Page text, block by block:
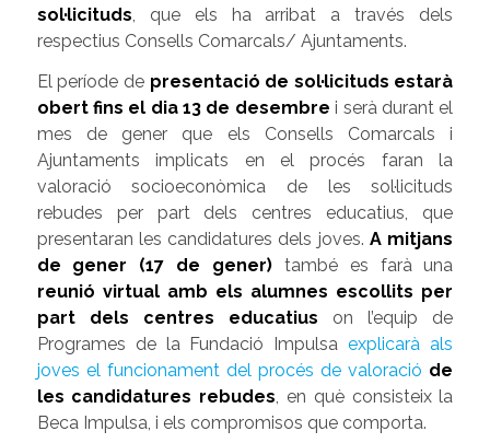
sol·licituds , que els ha arribat a través dels
respectius Consells Comarcals/ Ajuntaments.
El període de presentació de sol·licituds estarà
obert fins el dia 13 de desembre i serà durant el
mes de gener que els Consells Comarcals i
Ajuntaments implicats en el procés faran la
valoració socioeconòmica de les sol·licituds
rebudes per part dels centres educatius, que
presentaran les candidatures dels joves.A mitjans
de gener (17 de gener) també es farà una
reunió virtual amb els alumnes escollits per
part dels centres educatius
on l’equip de
Programes de la Fundació Impulsaexplicarà als
joves el funcionament del procés de valoració de
les candidatures rebudes, en què consisteixla
Beca Impulsa, i els compromisos que comporta.